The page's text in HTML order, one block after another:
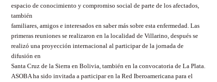
espacio de conocimiento y compromiso social de parte de los afectados,
también
familiares, amigos e interesados en saber más sobre esta enfermedad. Las
primeras reuniones se realizaron en la localidad de Villarino, después se
realizó una proyección internacional al participar de la jornada de
difusión en
Santa Cruz de la Sierra en Bolivia, también en la convocatoria de La Plata.
ASOBA ha sido invitada a participar en la Red Iberoamericana para el